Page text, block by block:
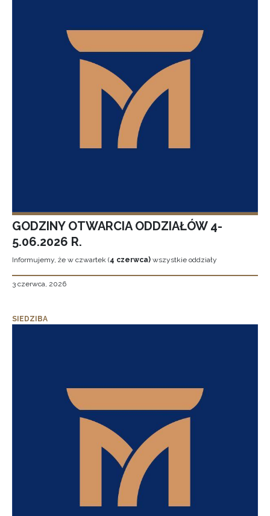
GODZINY OTWARCIA ODDZIAŁÓW 4-
5.06.2026 R.
Informujemy, że w czwartek (4 czerwca) wszystkie oddziały
3 czerwca, 2026
SIEDZIBA